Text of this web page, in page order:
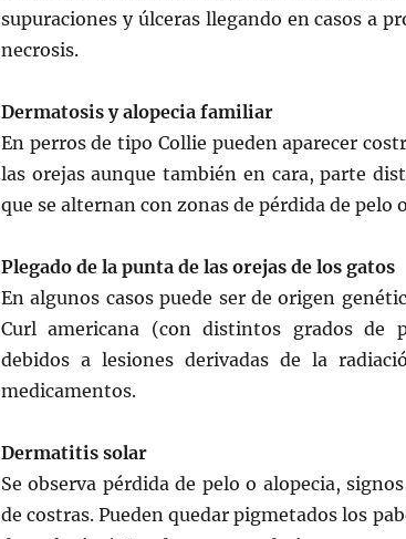
supuraciones y úlceras llegando en casos a
necrosis.
Dermatosis y alopecia familiar
En perros de tipo Collie pueden aparecer
las orejas aunque también en cara, parte
que se alternan con zonas de pérdida de pelo
Plegado de la punta de las orejas de los gatos
En algunos casos puede ser de origen
Curl americana (con distintos grados de
debidos a lesiones derivadas de la
medicamentos.
Dermatitis solar
Se observa pérdida de pelo o alopecia,
de costras. Pueden quedar pigmetados los